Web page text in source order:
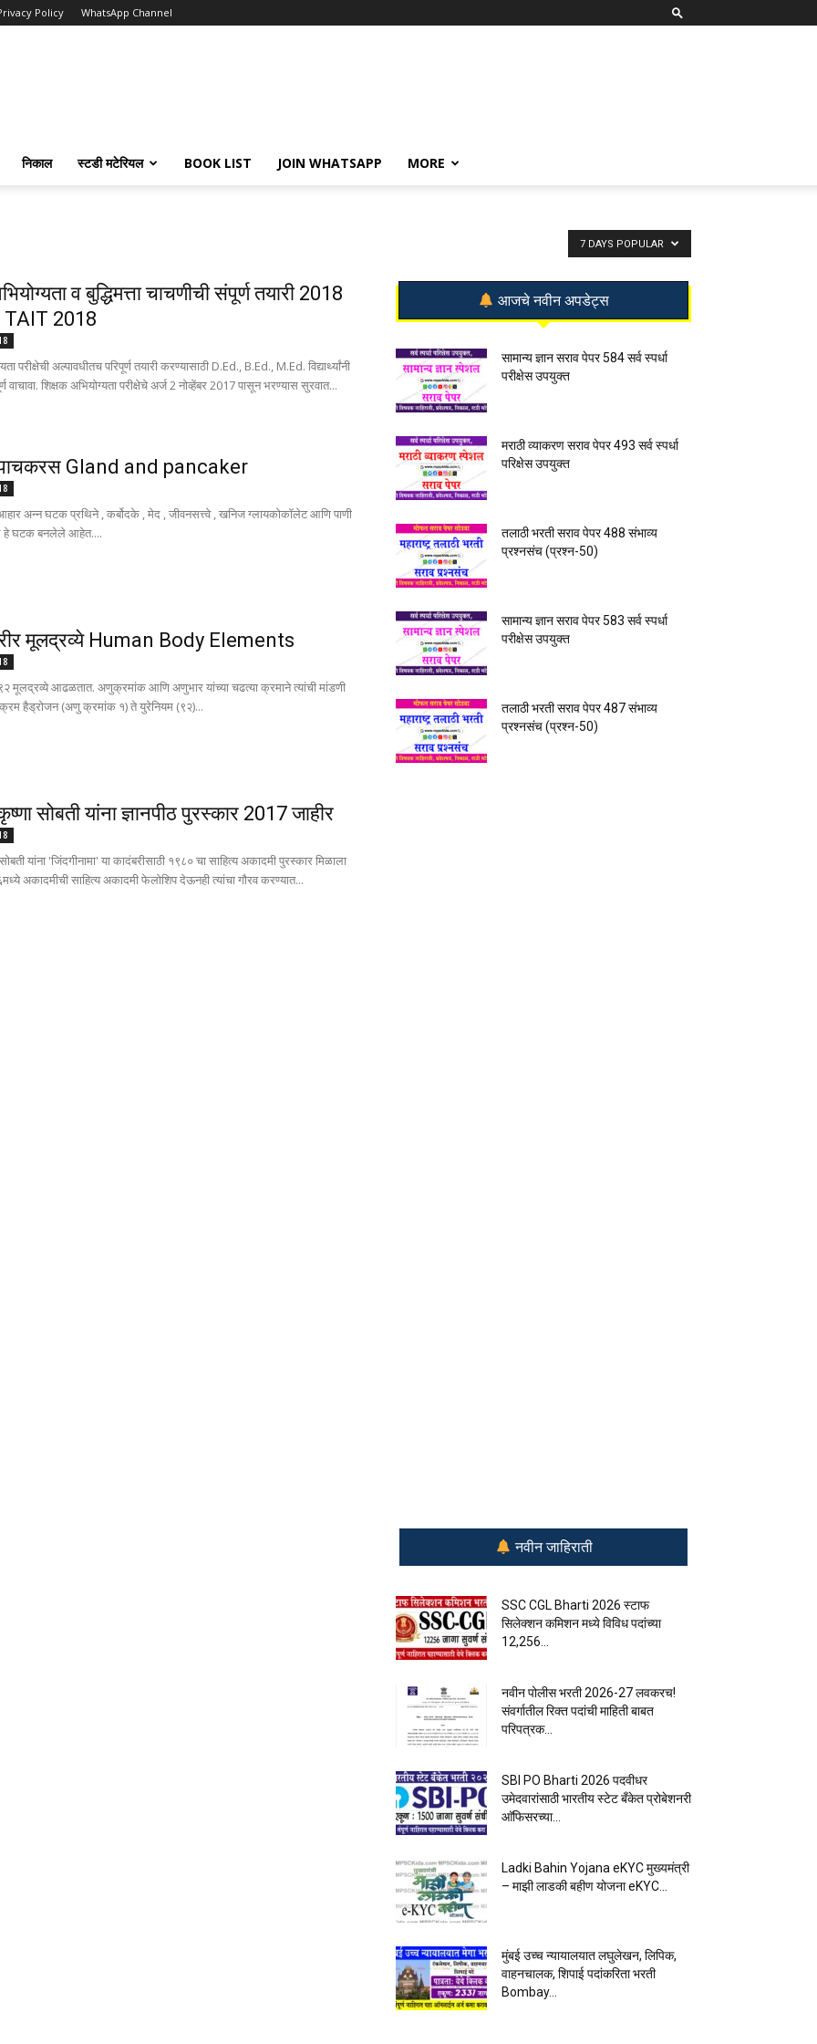
Policy WhatsApp Channel
निकाल स्टडी मटेरियल BOOK LIST JOIN WHATSAPP MORE
7 DAYS POPULAR
व बुद्धिमत्ता चाचणीची संपूर्ण तयारी 2018
2018
परीक्षेची अल्पावधीतच परिपूर्ण तयारी करण्यासाठी D.Ed., B.Ed., M.Ed. विद्यार्थ्यांनी
शिक्षक अभियोग्यता परीक्षेचे अर्ज 2 नोव्हेंबर 2017 पासून भरण्यास सुरवात...
Gland and pancaker
अन्न घटक प्रथिने , कर्बोदके , मेद , जीवनसत्त्वे , खनिज ग्लायकोकॉलेट आणि पाणी
हे घटक बनलेले आहेत....
मूलद्रव्ये Human Body Elements
मूलद्रव्ये आढळतात. अणुक्रमांक आणि अणुभार यांच्या चढत्या क्रमाने त्यांची मांडणी
क्रम हैड्रोजन (अणु क्रमांक १) ते युरेनियम (९२)...
सोबती यांना ज्ञानपीठ पुरस्कार 2017 जाहीर
यांना 'जिंदगीनामा' या कादंबरीसाठी १९८० चा साहित्य अकादमी पुरस्कार मिळाला
अकादमीची साहित्य अकादमी फेलोशिप देऊनही त्यांचा गौरव करण्यात...
आजचे नवीन अपडेट्स
सामान्य ज्ञान सराव पेपर 584 सर्व स्पर्धा
परीक्षेस उपयुक्त
मराठी व्याकरण सराव पेपर 493 सर्व स्पर्धा
परिक्षेस उपयुक्त
तलाठी भरती सराव पेपर 488 संभाव्य
प्रश्नसंच (प्रश्न-50)
सामान्य ज्ञान सराव पेपर 583 सर्व स्पर्धा
परीक्षेस उपयुक्त
तलाठी भरती सराव पेपर 487 संभाव्य
प्रश्नसंच (प्रश्न-50)
नवीन जाहिराती
SSC CGL Bharti 2026 स्टाफ
सिलेक्शन कमिशन मध्ये विविध पदांच्या
12,256...
नवीन पोलीस भरती 2026-27 लवकरच!
संवर्गातील रिक्त पदांची माहिती बाबत
परिपत्रक...
SBI PO Bharti 2026 पदवीधर
उमेदवारांसाठी भारतीय स्टेट बँकेत प्रोबेशनरी
आ‍ॅफिसरच्या...
Ladki Bahin Yojana eKYC मुख्यमंत्री
– माझी लाडकी बहीण योजना eKYC...
मुंबई उच्च न्यायालयात लघुलेखन, लिपिक,
वाहनचालक, शिपाई पदांकरिता भरती
Bombay...